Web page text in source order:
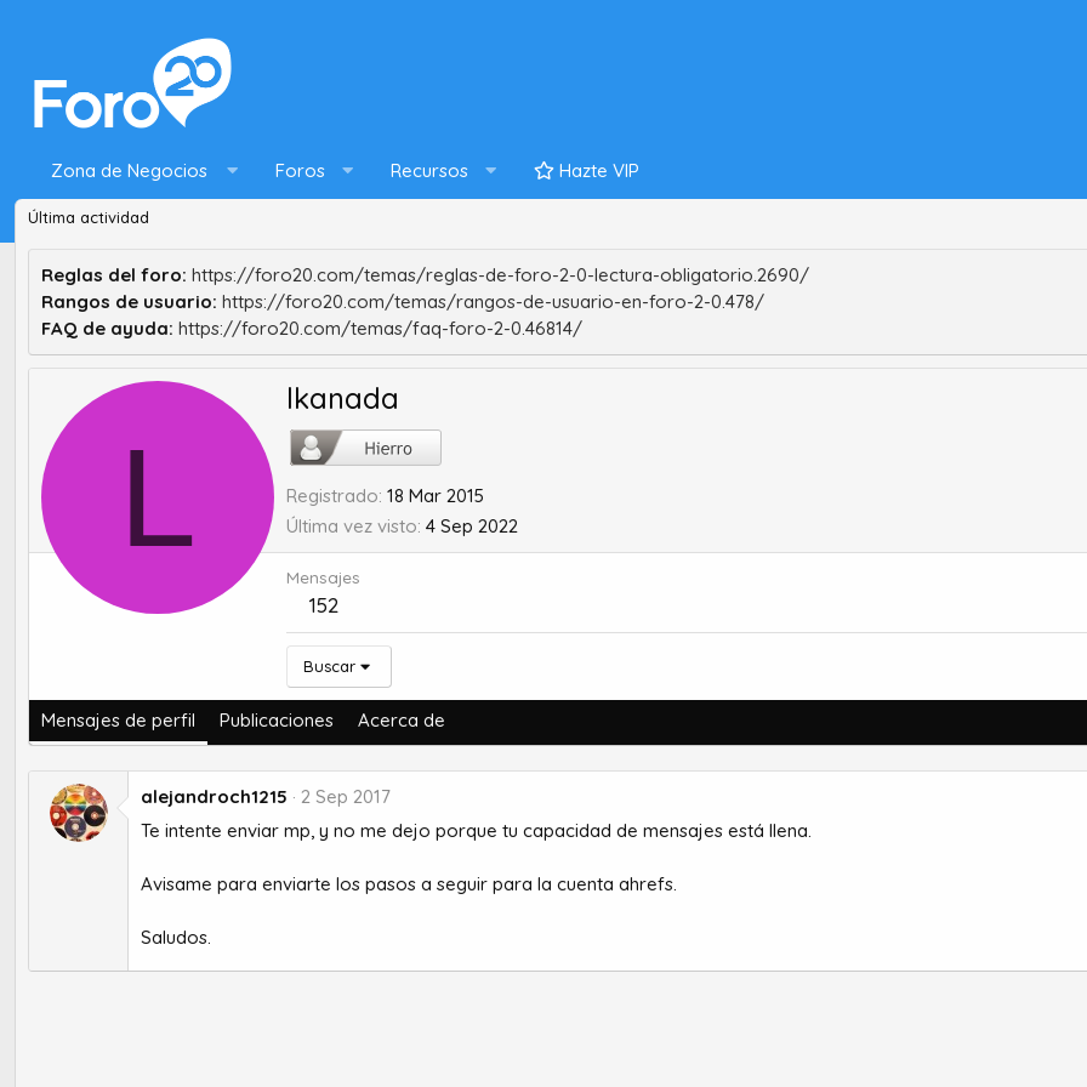
Zona de Negocios Foros Recursos Hazte VIP
Última actividad
Reglas del foro: https://foro20.com/temas/reglas-de-foro-2-0-lectura-obligatorio.2690/
Rangos de usuario: https://foro20.com/temas/rangos-de-usuario-en-foro-2-0.478/
FAQ de ayuda: https://foro20.com/temas/faq-foro-2-0.46814/
L
lkanada
Registrado 18 Mar 2015
Última vez visto 4 Sep 2022
Mensajes
152
Buscar
Mensajes de perfil Publicaciones Acerca de
alejandroch1215
2 Sep 2017
Te intente enviar mp, y no me dejo porque tu capacidad de mensajes está llena.
Avisame para enviarte los pasos a seguir para la cuenta ahrefs.
Saludos.